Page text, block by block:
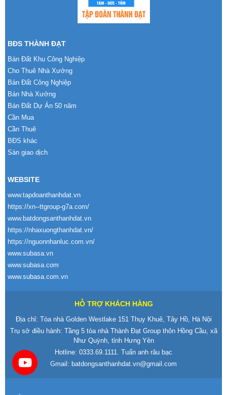
BĐS THÀNH ĐẠT
Bán Đất Khu Công Nghiệp
Cho Thuê Nhà Xưởng
Bán Đất Công Nghiệp
Bán Nhà Xưởng
Bán Đất Dự Án 50 năm
Cần Mua
Cần Thuê
BĐS khác
Sàn giao dịch
WEBSITE
www.tapdoanthanhdat.vn
https://xn--ttgroup-g7a.com/
www.batdongsanthanhdat.vn
https://nhaxuongthanhdat.vn/
https://nguonnhanluc.com.vn/
www.subasa.vn
www.subasa.com
www.subasa.com.vn
HỖ TRỢ KHÁCH HÀNG
Địa chỉ: Tòa nhà Golden Westlake 151 Thụy Khuê, Tây Hồ, Hà Nội
Trụ sở điều hành: Tầng 5 tòa nhà Thành Đạt Group thôn Hồng Cầu, xã
Như Quỳnh, tỉnh Hưng Yên
Hotline: 0333.69.1111. Tuấn anh râu bạc
Gmail: batdongsanthanhdat.vn@gmail.com